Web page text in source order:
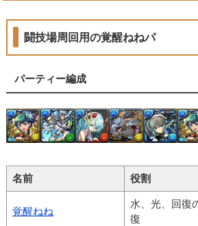
闘技場周回用の覚醒ねねパ
パーティー編成
名前 役割
覚醒ねね
水、光、回復
復